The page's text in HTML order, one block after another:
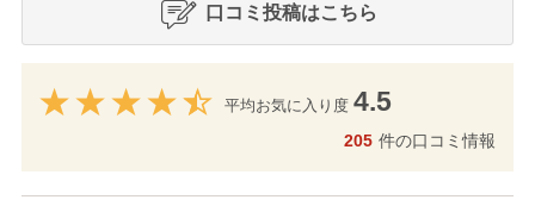
口コミ投稿はこちら
平均お気に入り度 4.5
205 件の口コミ情報